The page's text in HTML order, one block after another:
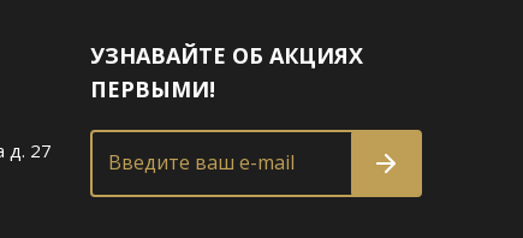
д. 27
УЗНАВАЙТЕ ОБ АКЦИЯХ
ПЕРВЫМИ!
Введите ваш e-mail